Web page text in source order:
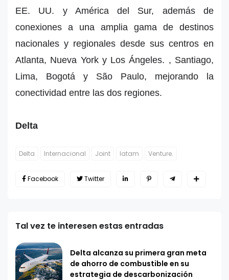
EE. UU. y América del Sur, además de
conexiones a una amplia gama de destinos
nacionales y regionales desde sus centros en
Atlanta, Nueva York y Los Ángeles. , Santiago,
Lima, Bogotá y São Paulo, mejorando la
conectividad entre las dos regiones.
Delta
Delta Internacional Joint latam Venture.
Facebook Twitter
Tal vez te interesen estas entradas
Delta alcanza su primera gran meta
de ahorro de combustible en su
estrategia de descarbonización